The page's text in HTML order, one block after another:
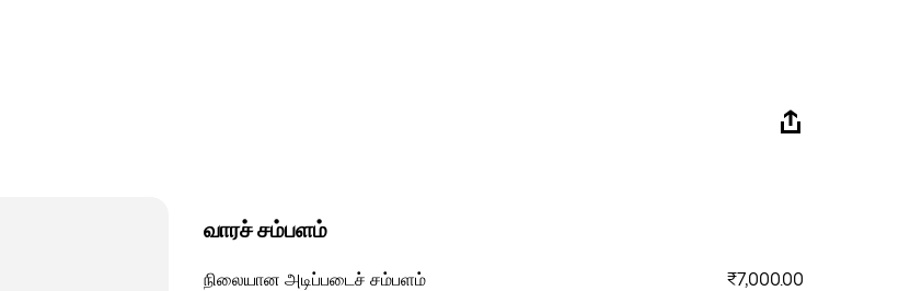
வாரச் சம்பளம்
நிலையான அடிப்படைச் சம்பளம் ₹7,000.00